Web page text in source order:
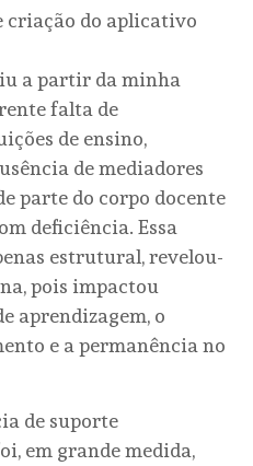
criação do aplicativo
a partir da minha
falta de
de ensino,
de mediadores
parte do corpo docente
deficiência. Essa
estrutural, revelou-
pois impactou
aprendizagem, o
e a permanência no
de suporte
em grande medida,